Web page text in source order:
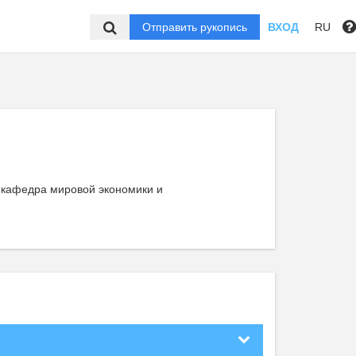
Отправить рукопись ВХОД RU
кафедра мировой экономики и